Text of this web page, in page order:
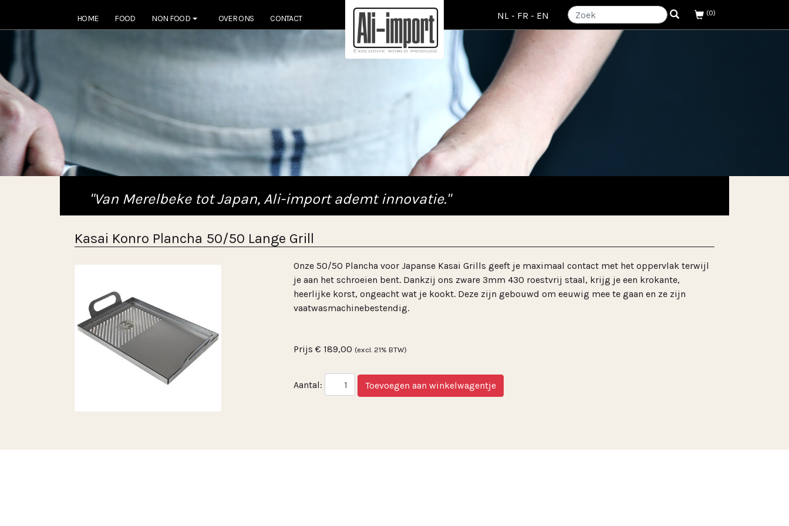
HOME FOOD NON FOOD OVER ONS CONTACT
(0)
NL - FR - EN
"Van Merelbeke tot Japan, Ali-import ademt innovatie."
Kasai Konro Plancha 50/50 Lange Grill
Onze 50/50 Plancha voor Japanse Kasai Grills geeft je maximaal contact met het oppervlak terwijl
je aan het schroeien bent. Dankzij ons zware 3mm 430 roestvrij staal, krijg je een krokante,
heerlijke korst, ongeacht wat je kookt. Deze zijn gebouwd om eeuwig mee te gaan en ze zijn
vaatwasmachinebestendig.
Prijs€ 189,00 (excl. 21% BTW)
Aantal: